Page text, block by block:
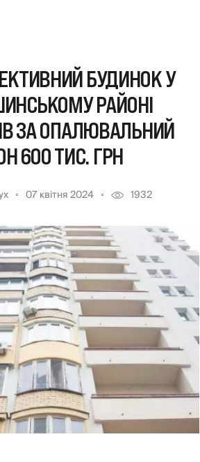
БУДИНОК У
РАЙОНІ
ЗА ОПАЛЮВАЛЬНИЙ
600 ТИС. ГРН
07 квітня 2024 1932